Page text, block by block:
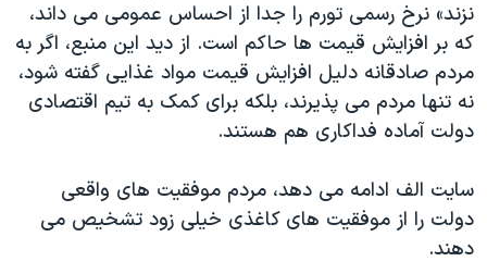
نزند» نرخ رسمی تورم را جدا از احساس عمومی می داند،
که بر افزایش قیمت ها حاکم است. از دید این منبع، اگر به
مردم صادقانه دلیل افزایش قیمت مواد غذایی گفته شود،
نه تنها مردم می پذیرند، بلکه برای کمک به تیم اقتصادی
دولت آماده فداکاری هم هستند.
سایت الف ادامه می دهد، مردم موفقیت های واقعی
دولت را از موفقیت های کاغذی خیلی زود تشخیص می
دهند.